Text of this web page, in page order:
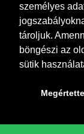
személyes
tároljuk.
böngészi az
sütik